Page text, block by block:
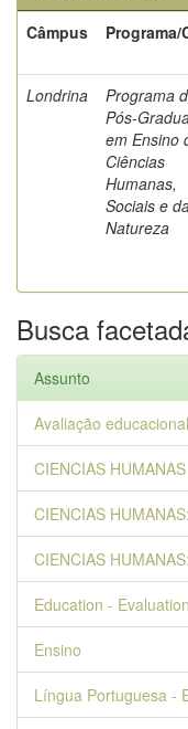
Câmpus
Programa/
Londrina
Programa
Pós-
em Ensino
Ciências
Humanas,
Sociais e
Natureza
Busca
Assunto
Avaliação educacional
CIENCIAS HUMANAS
CIENCIAS
CIENCIAS
Education - Evaluation
Ensino
Língua Portuguesa -